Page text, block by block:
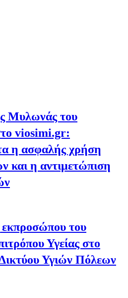
Μυλωνάς του
viosimi.gr:
η ασφαλής χρήση
και η αντιμετώπιση
του
Υγείας στο
Υγιών Πόλεων